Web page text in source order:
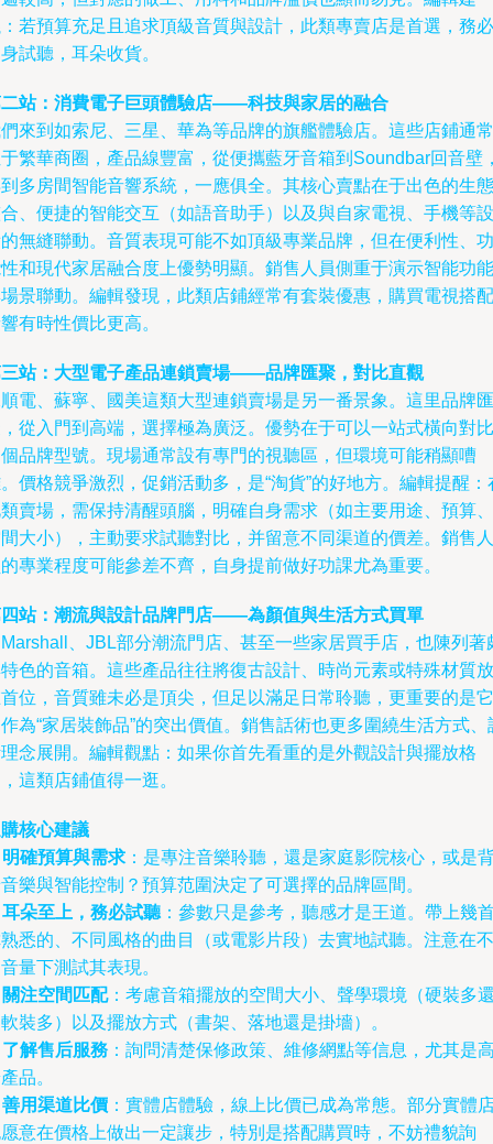
若預算充足且追求頂級音質與設計，此類專賣店是首選，務必
試聽，耳朵收貨。
站：消費電子巨頭體驗店——科技與家居的融合
來到如索尼、三星、華為等品牌的旗艦體驗店。這些店鋪通常
繁華商圈，產品線豐富，從便攜藍牙音箱到Soundbar回音壁
多房間智能音響系統，一應俱全。其核心賣點在于出色的生態
、便捷的智能交互（如語音助手）以及與自家電視、手機等設
無縫聯動。音質表現可能不如頂級專業品牌，但在便利性、功
和現代家居融合度上優勢明顯。銷售人員側重于演示智能功能
景聯動。編輯發現，此類店鋪經常有套裝優惠，購買電視搭配
有時性價比更高。
站：大型電子產品連鎖賣場——品牌匯聚，對比直觀
電、蘇寧、國美這類大型連鎖賣場是另一番景象。這里品牌匯
從入門到高端，選擇極為廣泛。優勢在于可以一站式橫向對比
品牌型號。現場通常設有專門的視聽區，但環境可能稍顯嘈
價格競爭激烈，促銷活動多，是“淘貨”的好地方。編輯提醒：
賣場，需保持清醒頭腦，明確自身需求（如主要用途、預算、
大小），主動要求試聽對比，并留意不同渠道的價差。銷售人
專業程度可能參差不齊，自身提前做好功課尤為重要。
站：潮流與設計品牌門店——為顏值與生活方式買單
、JBL部分潮流門店、甚至一些家居買手店，也陳列著
色的音箱。這些產品往往將復古設計、時尚元素或特殊材質放
位，音質雖未必是頂尖，但足以滿足日常聆聽，更重要的是它
為“家居裝飾品”的突出價值。銷售話術也更多圍繞生活方式、
念展開。編輯觀點：如果你首先看重的是外觀設計與擺放格
這類店鋪值得一逛。
核心建議
明確預算與需求 ：是專注音樂聆聽，還是家庭影院核心，或是
樂與智能控制？預算范圍決定了可選擇的品牌區間。
耳朵至上，務必試聽：參數只是參考，聽感才是王道。帶上幾
悉的、不同風格的曲目（或電影片段）去實地試聽。注意在不
量下測試其表現。
關注空間匹配：考慮音箱擺放的空間大小、聲學環境（硬裝多
裝多）以及擺放方式（書架、落地還是掛墻）。
了解售后服務 ：詢問清楚保修政策、維修網點等信息，尤其是
品。
善用渠道比價 ：實體店體驗，線上比價已成為常態。部分實體
意在價格上做出一定讓步，特別是搭配購買時，不妨禮貌詢